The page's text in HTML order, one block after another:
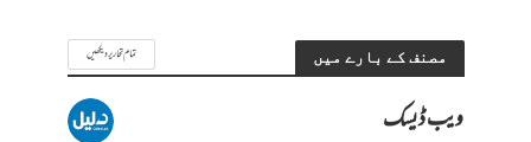
مصنف کے بارے میں تمام تحاریر دیکھیں
ویب ڈیسک